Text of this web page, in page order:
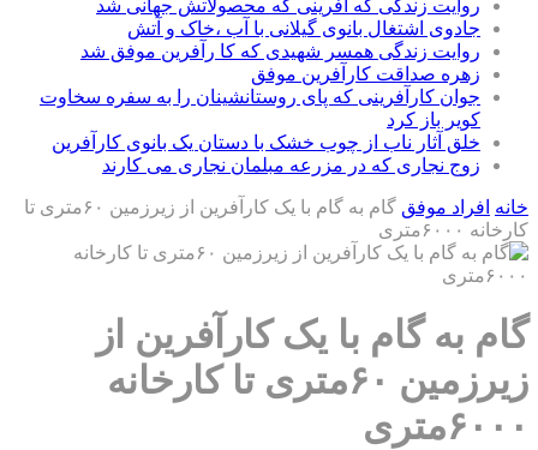
روایت زندگی که آفرینی که محصولاتش جهانی شد
جادوی اشتغال بانوی گیلانی با آب ،خاک و آتش
روایت زندگی همسر شهیدی که کا رآفرین موفق شد
زهره صداقت کارآفرین موفق
جوان کارآفرینی که پای روستانشینان را به سفره سخاوت
کویر باز کرد
خلق آثار ناب از چوب خشک با دستان یک بانوی کارآفرین
زوج نجاری که در مزرعه مبلمان نجاری می کارند
خانه افراد موفق
گام به گام با یک کارآفرین از زیرزمین ۶۰متری تا
کارخانه ۶۰۰۰متری
گام به گام با یک کارآفرین از
زیرزمین ۶۰متری تا کارخانه
۶۰۰۰متری